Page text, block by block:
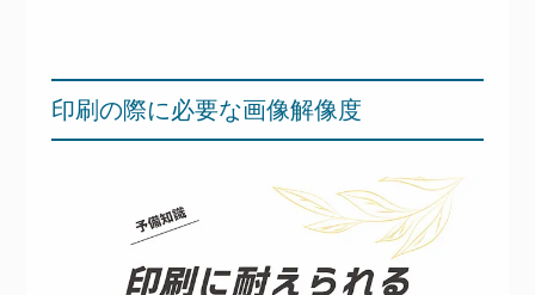
印刷の際に必要な画像解像度